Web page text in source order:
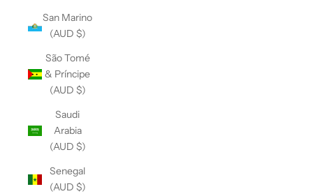
San Marino
(AUD $)
São Tomé
& Príncipe
(AUD $)
Saudi
Arabia
(AUD $)
Senegal
(AUD $)